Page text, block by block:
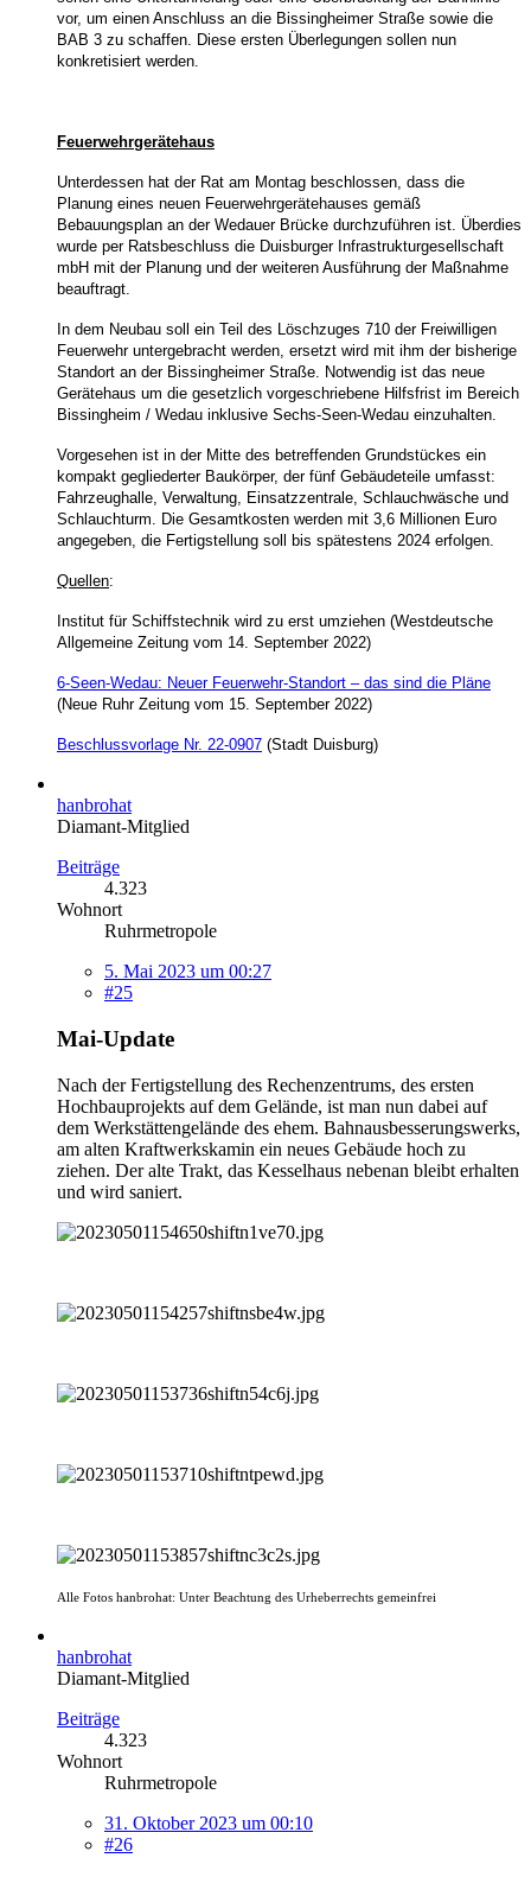
vor, um einen Anschluss an die Bissingheimer Straße sowie die
BAB 3 zu schaffen. Diese ersten Überlegungen sollen nun
konkretisiert werden.
Feuerwehrgerätehaus
Unterdessen hat der Rat am Montag beschlossen, dass die
Planung eines neuen Feuerwehrgerätehauses gemäß
Bebauungsplan an der Wedauer Brücke durchzuführen ist. Überdies
wurde per Ratsbeschluss die Duisburger Infrastrukturgesellschaft
mbH mit der Planung und der weiteren Ausführung der Maßnahme
beauftragt.
In dem Neubau soll ein Teil des Löschzuges 710 der Freiwilligen
Feuerwehr untergebracht werden, ersetzt wird mit ihm der bisherige
Standort an der Bissingheimer Straße. Notwendig ist das neue
Gerätehaus um die gesetzlich vorgeschriebene Hilfsfrist im Bereich
Bissingheim / Wedau inklusive Sechs-Seen-Wedau einzuhalten.
Vorgesehen ist in der Mitte des betreffenden Grundstückes ein
kompakt gegliederter Baukörper, der fünf Gebäudeteile umfasst:
Fahrzeughalle, Verwaltung, Einsatzzentrale, Schlauchwäsche und
Schlauchturm. Die Gesamtkosten werden mit 3,6 Millionen Euro
angegeben, die Fertigstellung soll bis spätestens 2024 erfolgen.
Quellen:
Institut für Schiffstechnik wird zu erst umziehen (Westdeutsche
Allgemeine Zeitung vom 14. September 2022)
6-Seen-Wedau: Neuer Feuerwehr-Standort – das sind die Pläne
(Neue Ruhr Zeitung vom 15. September 2022)
Beschlussvorlage Nr. 22-0907 (Stadt Duisburg)
hanbrohat
Diamant-Mitglied
Beiträge
4.323
Wohnort
Ruhrmetropole
5. Mai 2023 um 00:27
#25
Mai-Update
Nach der Fertigstellung des Rechenzentrums, des ersten
Hochbauprojekts auf dem Gelände, ist man nun dabei auf
dem Werkstättengelände des ehem. Bahnausbesserungswerks,
am alten Kraftwerkskamin ein neues Gebäude hoch zu
ziehen. Der alte Trakt, das Kesselhaus nebenan bleibt erhalten
und wird saniert.
Alle Fotos hanbrohat: Unter Beachtung des Urheberrechts gemeinfrei
hanbrohat
Diamant-Mitglied
Beiträge
4.323
Wohnort
Ruhrmetropole
31. Oktober 2023 um 00:10
#26